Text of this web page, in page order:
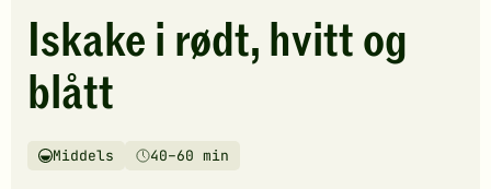
har
foreløpig
ingen
vurderinger.
den
Iskake i rødt, hvitt og
blått
Vanskelighetsgrad
Middels
Tilberedningstid40–60 min